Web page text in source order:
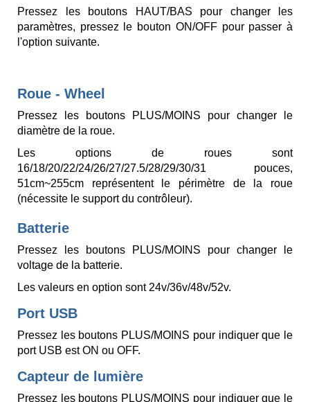
Pressez les boutons HAUT/BAS pour changer les
paramètres, pressez le bouton ON/OFF pour passer à
l'option suivante.
Roue - Wheel
Pressez les boutons PLUS/MOINS pour changer le
diamètre de la roue.
Les options de roues sont
16/18/20/22/24/26/27/27.5/28/29/30/31 pouces,
51cm~255cm représentent le périmètre de la roue
(nécessite le support du contrôleur).
Batterie
Pressez les boutons PLUS/MOINS pour changer le
voltage de la batterie.
Les valeurs en option sont 24v/36v/48v/52v.
Port USB
Pressez les boutons PLUS/MOINS pour indiquer que le
port USB est ON ou OFF.
Capteur de lumière
Pressez les boutons PLUS/MOINS pour indiquer que le